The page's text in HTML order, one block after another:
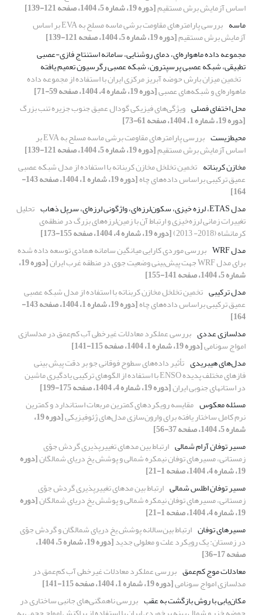
اساس آزمایش برش مستقیم[دوره 19، شماره 5، 1404، صفحه 121-139]
ماسه
بررسی پارامترهای مقاومت برشی ماسه مسلح به EVA بر اساس
آزمایش برش مستقیم[دوره 19، شماره 5، 1404، صفحه 121-139]
مجموعه داده ماهواره‌ای، دمای روشنایی، سامانه استنتاج فازی-‌عصبی
تطبیقی، شبکه عصبی پرسپترون، شبکه عصبی رگرسیون تعمیم یافته
تخمین میزان بارش حوضه آبریز مرکزی ایران با استفاده از مجموعه داده
ماهواره‌ای و شبکه‌های عصبی[دوره 19، شماره 4، 1404، صفحه 59-71]
محل اختفای فصلی ویژگی‌‌‌‌های فیزیکی گودال عمیق جنوب جزیره تنب بزرگ
[دوره 19، شماره 1، 1404، صفحه 61-73]
محیط‌زیست
بررسی پارامترهای مقاومت برشی ماسه مسلح به EVA بر
اساس آزمایش برش مستقیم[دوره 19، شماره 5، 1404، صفحه 121-139]
مخازن کربناته تخمین تخلخل مخازن کربناته با استفاده از مدل شبکه عصبی
عمیق ترکیبی بر‌اساس داده‌های چاه [دوره 19، شماره 1، 1404، صفحه 143-
164]
مدل ETAS، لرزه خیزی، سکون‌لرزه‌ای، واژگونی لرزه‌ای، سرپل ذهاب
تحلیل
تغییرات زمانی لرزه‌خیزی و ارتباط آن با زمین‌لرزه‌های بزرگ در منطقه‌ی
کرمانشاه (2018- 2013)
[دوره 19، شماره 4، 1404، صفحه 155-173]
مدل WRF
بررسی موردی کارایی میانگین سامانه همادی توسعه داده شده
برای مدل WRF جهت پیش‌بینی وضعیت جوی در منطقه غرب ایران [دوره 19،
شماره 5، 1404، صفحه 141-155]
مدل ترکیبی تخمین تخلخل مخازن کربناته با استفاده از مدل شبکه عصبی
عمیق ترکیبی بر‌اساس داده‌های چاه [دوره 19، شماره 1، 1404، صفحه 143-
164]
مدلسازی عددی بررسی عملکرد معادلات غیرخطی آب کم‌عمق در مدلسازی
امواج سونامی[دوره 19، شماره 1، 1404، صفحه 115-141]
مدل‌‌های هیبریدی تأثیر داده‌های سطوح فوقانی جو بر دقت پیش بینی
فازهای مختلف پدیده ENSO با استفاده از الگو‌های ترکیبی یادگیری ماشین
در استانهای جنوبی ایران[دوره 19، شماره 4، 1404، صفحه 175-199]
مسئله معکوس مقایسه رویکردهای کمترین مربعات استاندارد و کمترین
نرم کامل ساختار یافته برای وارون‌سازی مدل‌های ژئوفیزیکی [دوره 19،
شماره 5، 1404، صفحه 37-56]
مسیر توفان آرام شمالی ارتباط بین مدهای تغییرپذیری گردش جوّی
زمستانی، مسیرهای توفان نیمکره شمالی و پوشش یخ دریای شمالگان[دوره
19، شماره 4، 1404، صفحه 1-21]
مسیر توفان اطلس شمالی ارتباط بین مدهای تغییرپذیری گردش جوّی
زمستانی، مسیرهای توفان نیمکره شمالی و پوشش یخ دریای شمالگان[دوره
19، شماره 4، 1404، صفحه 1-21]
مسیرهای توفان ارتباط بین‌سالانه پوشش یخ دریای شمالگان و گردش جوّی
در زمستان: یک رویکرد علت و معلولی جدید [دوره 19، شماره 5، 1404،
صفحه 17-36]
معادلات موج کم‌عمق بررسی عملکرد معادلات غیرخطی آب کم‌عمق در
مدلسازی امواج سونامی[دوره 19، شماره 1، 1404، صفحه 115-141]
مکان‌یابی با روش بازگشت به عقب بررسی ناهمگنی‌های جانبی ساختاری در